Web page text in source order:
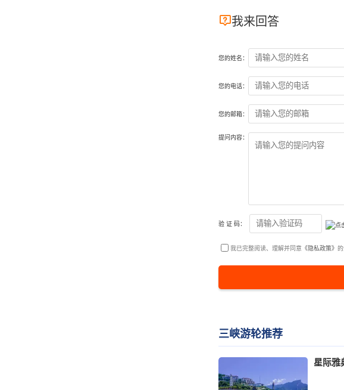
我来回答
您的姓名：
您的电话：
您的邮箱：
提问内容：
验 证 码：
我已完整阅读、理解并同意 《隐私政策》
三峡游轮推荐
星际雅